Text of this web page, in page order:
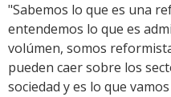
"Sabemos lo que es una
entendemos lo que es
volúmen, somos
pueden caer sobre los
sociedad y es lo que